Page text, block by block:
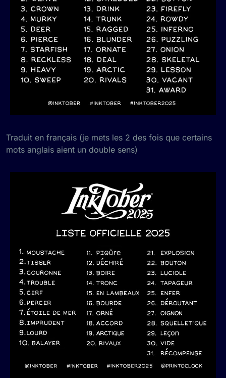
Traduit en français (je mets les 2 des fois que certains
mots anglais aient un double sens)